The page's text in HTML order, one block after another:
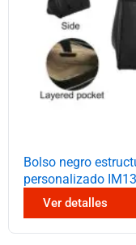
Bolso negro
personalizado
Ver detalles